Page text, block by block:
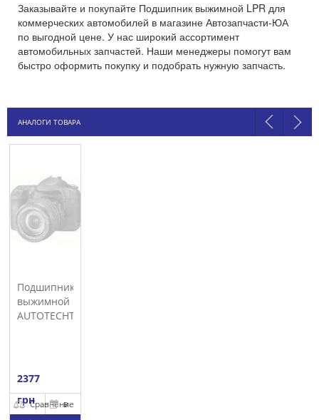
Заказывайте и покупайте Подшипник выжимной LPR для
коммерческих автомобилей в магазине Автозапчасти-ЮА
по выгодной цене. У нас широкий ассортимент
автомобильных запчастей. Наши менеджеры помогут вам
быстро оформить покупку и подобрать нужную запчасть.
АНАЛОГИ ТОВАРА
Подшипник
выжимной
AUTOTECHTEILE
2377
грнСравнение
В